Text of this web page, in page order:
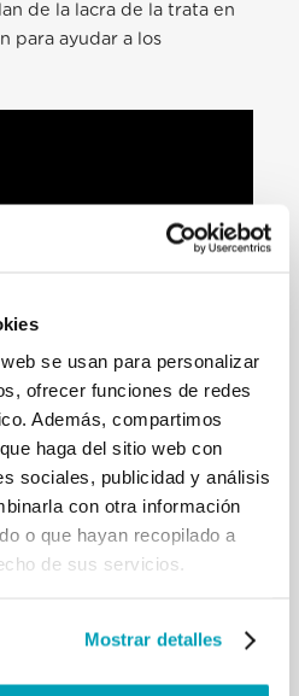
se usan para personalizar
ofrecer funciones de redes
Además, compartimos
haga del sitio web con
sociales, publicidad y análisis
con otra información
o que hayan recopilado a
de sus servicios.
Mostrar detalles
de la lacra de la trata en
para ayudar a los
EN–FR–IT–PT–
aresponder a la pregunta
tu aportación con un
a: media@migrants-
en las redes sociales y
se convertirán en